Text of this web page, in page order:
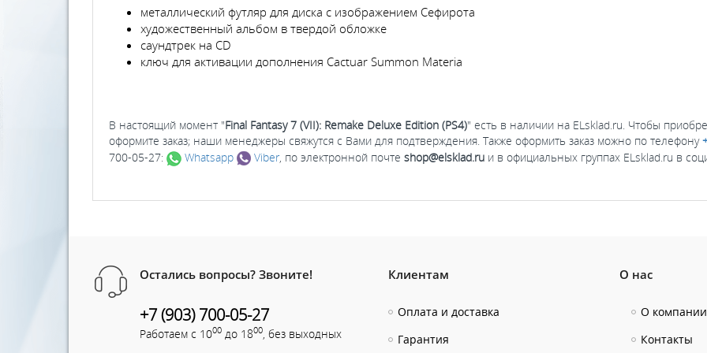
металлический футляр для диска с изображением Сефирота
художественный альбом в твердой обложке
саундтрек на CD
ключ для активации дополнения Cactuar Summon Materia
В настоящий момент "Final Fantasy 7 (VII): Remake Deluxe Edition (PS4)" есть в наличии на ELsklad.ru. Чтобы
оформите заказ; наши менеджеры свяжутся с Вами для подтверждения. Также оформить заказ можно по телефону
700-05-27:
Whatsapp Viber, по электронной почте shop@elsklad.ru и в официальных группах ELsklad.ru в
Остались вопросы? Звоните!
+7 (903) 700-05-27
Работаем с 1000 до 1800 , без выходных
Клиентам
Оплата и доставка
Гарантия
О нас
О компании
Контакты